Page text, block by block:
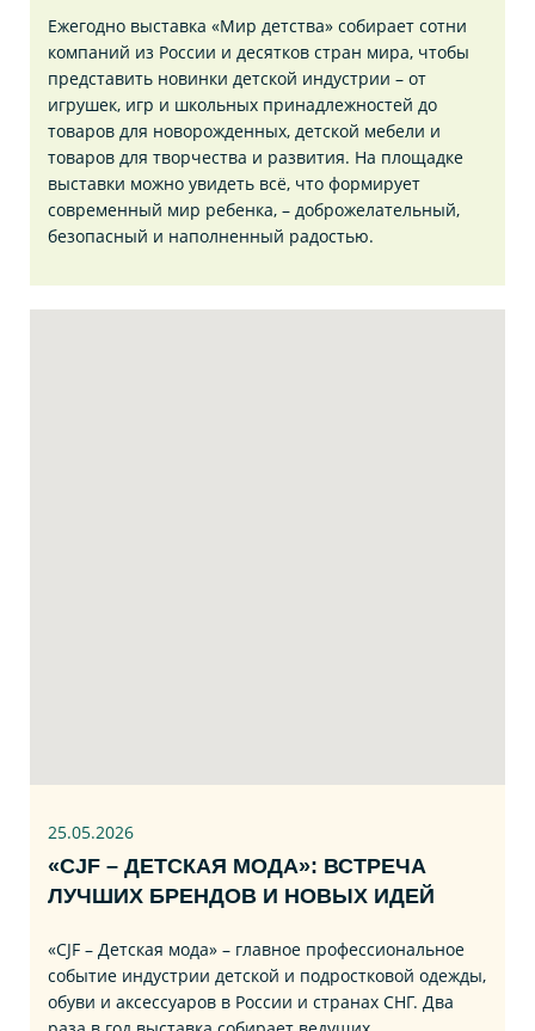
Ежегодно выставка «Мир детства» собирает сотни
компаний из России и десятков стран мира, чтобы
представить новинки детской индустрии – от
игрушек, игр и школьных принадлежностей до
товаров для новорожденных, детской мебели и
товаров для творчества и развития. На площадке
выставки можно увидеть всё, что формирует
современный мир ребенка, – доброжелательный,
безопасный и наполненный радостью.
25.05.2026
«CJF – ДЕТСКАЯ МОДА»: ВСТРЕЧА
ЛУЧШИХ БРЕНДОВ И НОВЫХ ИДЕЙ
«CJF – Детская мода» – главное профессиональное
событие индустрии детской и подростковой одежды,
обуви и аксессуаров в России и странах СНГ. Два